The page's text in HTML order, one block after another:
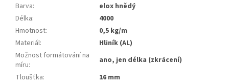
Barva:
elox hnědý
Délka:
4000
Hmotnost:
0,5 kg/m
Materiál:
Hliník (AL)
Možnost formátování na
míru:
ano, jen délka (zkrácení)
Tloušťka:
16 mm